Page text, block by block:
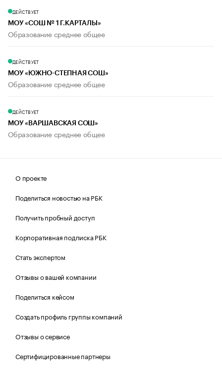
ДЕЙСТВУЕТ
МОУ «СОШ № 1 Г.КАРТАЛЫ»
Образование среднее общее
ДЕЙСТВУЕТ
МОУ «ЮЖНО-СТЕПНАЯ СОШ»
Образование среднее общее
ДЕЙСТВУЕТ
МОУ «ВАРШАВСКАЯ СОШ»
Образование среднее общее
О проекте
Поделиться новостью на РБК
Получить пробный доступ
Корпоративная подписка РБК
Стать экспертом
Отзывы о вашей компании
Поделиться кейсом
Создать профиль группы компаний
Отзывы о сервисе
Сертифицированные партнеры